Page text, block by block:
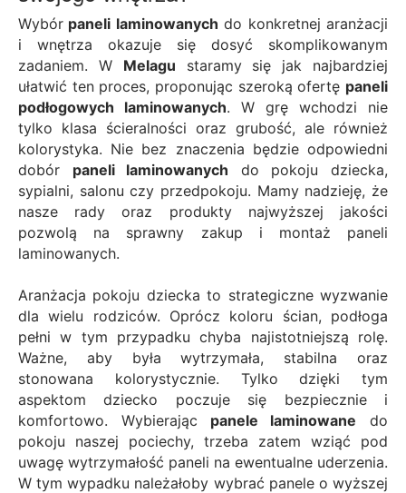
Wybór paneli laminowanych do konkretnej aranżacji
i wnętrza okazuje się dosyć skomplikowanym
zadaniem. W Melagu staramy się jak najbardziej
ułatwić ten proces, proponując szeroką ofertę paneli
podłogowych laminowanych. W grę wchodzi nie
tylko klasa ścieralności oraz grubość, ale również
kolorystyka. Nie bez znaczenia będzie odpowiedni
dobór paneli laminowanych do pokoju dziecka,
sypialni, salonu czy przedpokoju. Mamy nadzieję, że
nasze rady oraz produkty najwyższej jakości
pozwolą na sprawny zakup i montaż paneli
laminowanych.
Aranżacja pokoju dziecka to strategiczne wyzwanie
dla wielu rodziców. Oprócz koloru ścian, podłoga
pełni w tym przypadku chyba najistotniejszą rolę.
Ważne, aby była wytrzymała, stabilna oraz
stonowana kolorystycznie. Tylko dzięki tym
aspektom dziecko poczuje się bezpiecznie i
komfortowo. Wybierając panele laminowane do
pokoju naszej pociechy, trzeba zatem wziąć pod
uwagę wytrzymałość paneli na ewentualne uderzenia.
W tym wypadku należałoby wybrać panele o wyższej